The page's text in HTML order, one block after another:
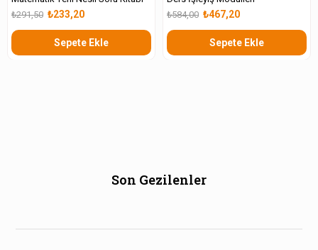
₺233,20
₺291,50
Sepete Ekle
₺467,20
₺584,00
Sepete Ekle
Son Gezilenler